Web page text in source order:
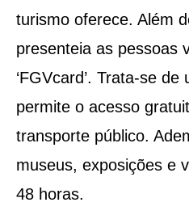
turismo oferece. Além
presenteia as pessoas
‘FGVcard’. Trata-se de
permite o acesso
transporte público.
museus, exposições e
48 horas.